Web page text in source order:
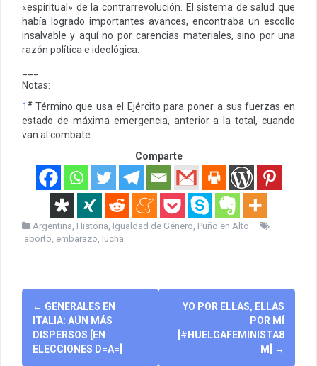
«espiritual» de la contrarrevolución. El sistema de salud que
había logrado importantes avances, encontraba un escollo
insalvable y aquí no por carencias materiales, sino por una
razón política e ideológica.
Notas:
1 #Término que usa el Ejército para poner a sus fuerzas en
estado de máxima emergencia, anterior a la total, cuando
van al combate.
Comparte
Argentina Historia Igualdad de Género Puño en Alto
aborto embarazo lucha
Post
navigation
← GENERALES EN
ITALIA: AÚN MÁS
DISPERSOS [EN
ELECCIONES D=A=]
YO POR ELLAS, ELLAS
POR MÍ
[#HUELGAFEMINISTA8
M]
→